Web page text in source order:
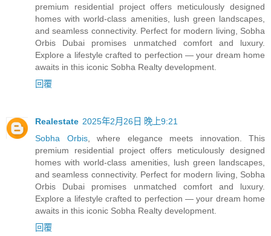
premium residential project offers meticulously designed
homes with world-class amenities, lush green landscapes,
and seamless connectivity. Perfect for modern living, Sobha
Orbis Dubai promises unmatched comfort and luxury.
Explore a lifestyle crafted to perfection — your dream home
awaits in this iconic Sobha Realty development.
回覆
Realestate 2025年2月26日 晚上9:21
Sobha Orbis, where elegance meets innovation. This
premium residential project offers meticulously designed
homes with world-class amenities, lush green landscapes,
and seamless connectivity. Perfect for modern living, Sobha
Orbis Dubai promises unmatched comfort and luxury.
Explore a lifestyle crafted to perfection — your dream home
awaits in this iconic Sobha Realty development.
回覆